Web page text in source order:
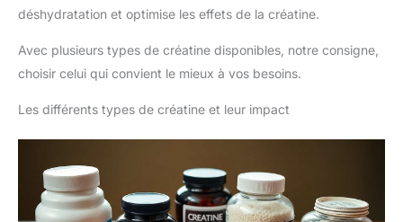
déshydratation et optimise les effets de la créatine.
Avec plusieurs types de créatine disponibles, notre consigne,
choisir celui qui convient le mieux à vos besoins.
Les différents types de créatine et leur impact